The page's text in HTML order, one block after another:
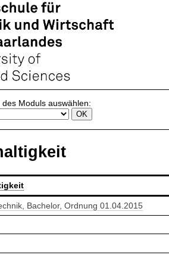
des Moduls auswählen:
Bachelor, Ordnung 01.04.2015